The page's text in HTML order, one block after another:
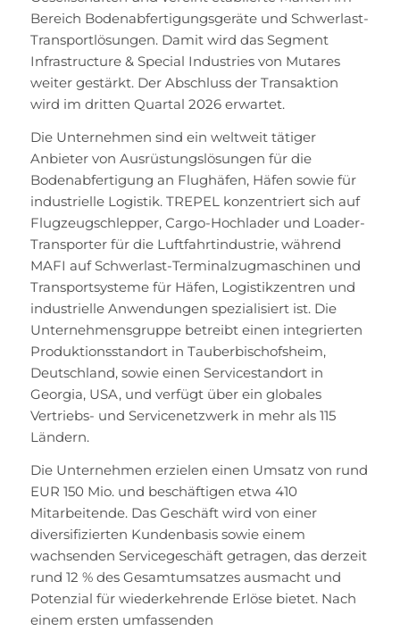
Bereich Bodenabfertigungsgeräte und Schwerlast-
Transportlösungen. Damit wird das Segment
Infrastructure & Special Industries von Mutares
weiter gestärkt. Der Abschluss der Transaktion
wird im dritten Quartal 2026 erwartet.
Die Unternehmen sind ein weltweit tätiger
Anbieter von Ausrüstungslösungen für die
Bodenabfertigung an Flughäfen, Häfen sowie für
industrielle Logistik. TREPEL konzentriert sich auf
Flugzeugschlepper, Cargo-Hochlader und Loader-
Transporter für die Luftfahrtindustrie, während
MAFI auf Schwerlast-Terminalzugmaschinen und
Transportsysteme für Häfen, Logistikzentren und
industrielle Anwendungen spezialisiert ist. Die
Unternehmensgruppe betreibt einen integrierten
Produktionsstandort in Tauberbischofsheim,
Deutschland, sowie einen Servicestandort in
Georgia, USA, und verfügt über ein globales
Vertriebs- und Servicenetzwerk in mehr als 115
Ländern.
Die Unternehmen erzielen einen Umsatz von rund
EUR 150 Mio. und beschäftigen etwa 410
Mitarbeitende. Das Geschäft wird von einer
diversifizierten Kundenbasis sowie einem
wachsenden Servicegeschäft getragen, das derzeit
rund 12 % des Gesamtumsatzes ausmacht und
Potenzial für wiederkehrende Erlöse bietet. Nach
einem ersten umfassenden